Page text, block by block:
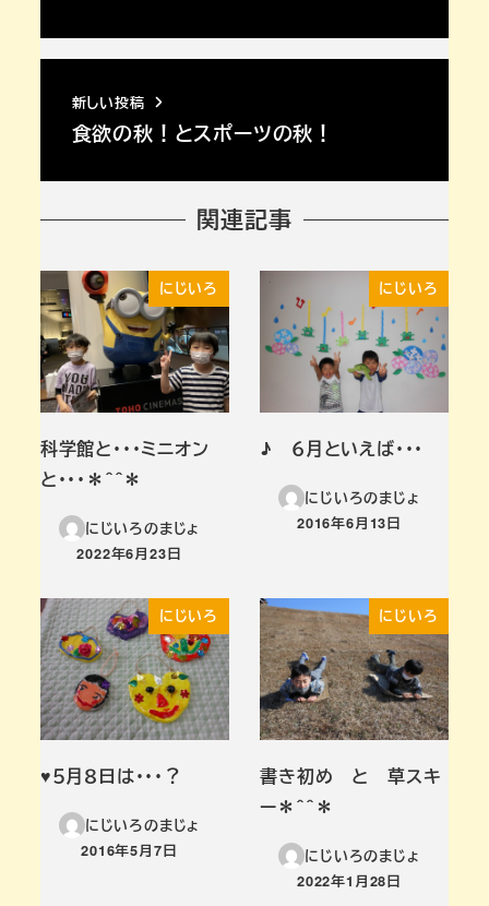
新しい投稿
食欲の秋！とスポーツの秋！
関連記事
にじいろ
科学館と・・・ミニオン
と・・・＊＾＾＊
にじいろのまじょ
投稿日
2022年6月23日
にじいろ
♪ ６月といえば・・・
にじいろのまじょ
投稿日
2016年6月13日
にじいろ
♥５月８日は・・・？
にじいろのまじょ
投稿日
2016年5月7日
にじいろ
書き初め と 草スキ
ー＊＾＾＊
にじいろのまじょ
投稿日
2022年1月28日